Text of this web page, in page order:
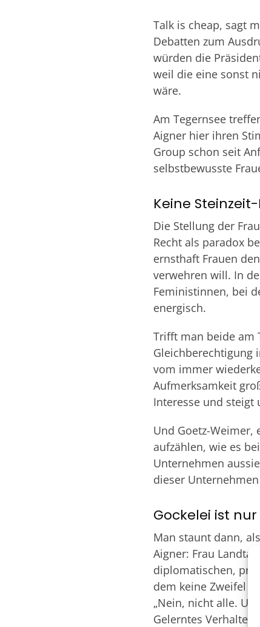
Talk is cheap, sagt
Debatten zum
würden die
weil die eine sonst
wäre.
Am Tegernsee
Aigner hier ihren
Group schon seit
selbstbewusste
Keine
Die Stellung der
Recht als paradox
ernsthaft Frauen
verwehren will. In
Feministinnen, bei
energisch.
Trifft man beide am
Gleichberechtigung
vom immer
Aufmerksamkeit
Interesse und steigt
Und Goetz-Weimer,
aufzählen, wie es
Unternehmen
dieser
Gockelei ist
Man staunt dann,
Aigner: Frau
diplomatischen,
dem keine Zweifel
„Nein, nicht alle.
Gelerntes